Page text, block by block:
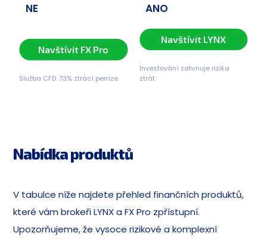
NE ANO
Navštívit FX Pro
Služba CFD. 73% ztrácí peníze
Navštívit LYNX
Investování zahrnuje rizika
ztrát.
Nabídka produktů
V tabulce níže najdete přehled finančních produktů,
které vám brokeři LYNX a FX Pro zpřístupní.
Upozorňujeme, že vysoce rizikové a komplexní